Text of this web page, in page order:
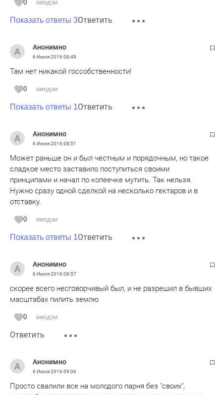
0 эмодзи
Показать ответы 3Ответить
Анонимно
6 Июля 2016 08:49
Там нет никакой госсобственности!
0 эмодзи
Показать ответы 1Ответить
Анонимно
6 Июля 2016 08:51
Может раньше он и был честным и порядочным, но такое
сладкое место заставило поступиться своими
принципами и начал по копеечке мутить. Так нельзя.
Нужно сразу одной сделкой на несколько гектаров и в
отставку.
0 эмодзи
Показать ответы 1Ответить
Анонимно
6 Июля 2016 08:57
скорее всего несговорчивый был, и не разрешил в бывших
масштабах пилить землю
0 эмодзи
Ответить
Анонимно
6 Июля 2016 09:06
Просто свалили все на молодого парня без "своих",